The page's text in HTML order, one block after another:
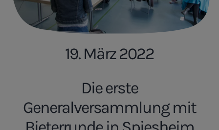
19. März 2022
Die erste
Generalversammlung mit